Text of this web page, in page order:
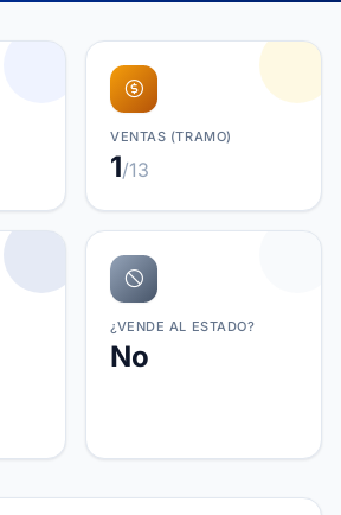
VENTAS (TRAMO)
1/13
¿VENDE AL ESTADO?
No